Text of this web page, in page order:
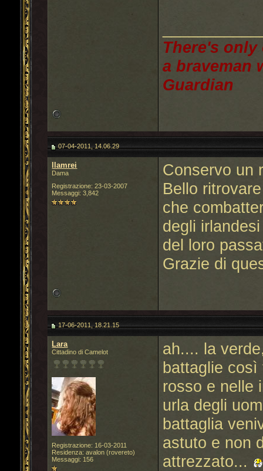
There's
a braveman
Guardian
07-04-2011, 14.06.29
llamrei
Dama
Registrazione: 23-03-2007
Messaggi: 3,842
Conservo un
Bello
che
degli
del loro
Grazie di
17-06-2011, 18.21.15
Lara
Cittadino di Camelot
Registrazione: 16-03-2011
Residenza: avalon (rovereto)
Messaggi: 156
ah.... la
battaglie
rosso e nelle
urla degli
battaglia
astuto e non
attrezzato...